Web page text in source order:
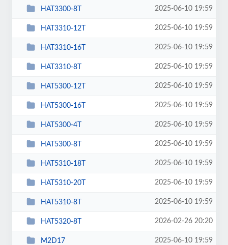
HAT3300-8T 2025-06-10 19:59
HAT3310-12T 2025-06-10 19:59
HAT3310-16T 2025-06-10 19:59
HAT3310-8T 2025-06-10 19:59
HAT5300-12T 2025-06-10 19:59
HAT5300-16T 2025-06-10 19:59
HAT5300-4T 2025-06-10 19:59
HAT5300-8T 2025-06-10 19:59
HAT5310-18T 2025-06-10 19:59
HAT5310-20T 2025-06-10 19:59
HAT5310-8T 2025-06-10 19:59
HAT5320-8T 2026-02-26 20:20
M2D17 2025-06-10 19:59